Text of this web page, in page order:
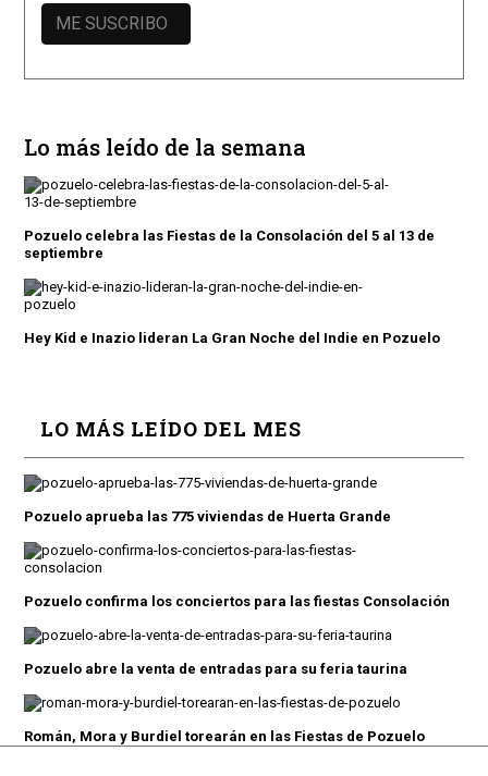
Lo más leído de la semana
Pozuelo celebra las Fiestas de la Consolación del 5 al 13 de
septiembre
Hey Kid e Inazio lideran La Gran Noche del Indie en Pozuelo
LO MÁS LEÍDO DEL MES
Pozuelo aprueba las 775 viviendas de Huerta Grande
Pozuelo confirma los conciertos para las fiestas Consolación
Pozuelo abre la venta de entradas para su feria taurina
Román, Mora y Burdiel torearán en las Fiestas de Pozuelo